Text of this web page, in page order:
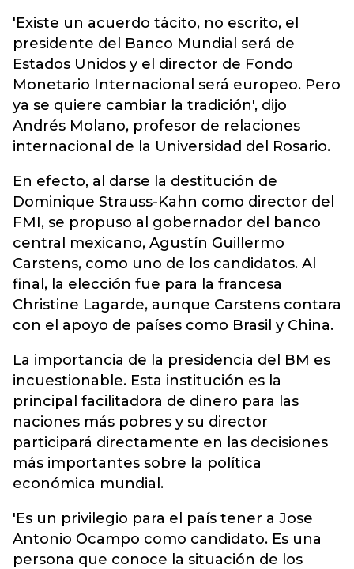
'Existe un acuerdo tácito, no escrito, el
presidente del Banco Mundial será de
Estados Unidos y el director de Fondo
Monetario Internacional será europeo. Pero
ya se quiere cambiar la tradición', dijo
Andrés Molano, profesor de relaciones
internacional de la Universidad del Rosario.
En efecto, al darse la destitución de
Dominique Strauss-Kahn como director del
FMI, se propuso al gobernador del banco
central mexicano, Agustín Guillermo
Carstens, como uno de los candidatos. Al
final, la elección fue para la francesa
Christine Lagarde, aunque Carstens contara
con el apoyo de países como Brasil y China.
La importancia de la presidencia del BM es
incuestionable. Esta institución es la
principal facilitadora de dinero para las
naciones más pobres y su director
participará directamente en las decisiones
más importantes sobre la política
económica mundial.
'Es un privilegio para el país tener a Jose
Antonio Ocampo como candidato. Es una
persona que conoce la situación de los